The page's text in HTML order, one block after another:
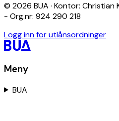
© 2026 BUA · Kontor: Christian
- Org.nr: 924 290 218
Logg inn for utlånsordninger
Meny
BUA